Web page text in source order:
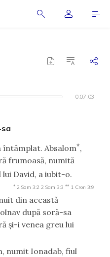
0:07:03
0:07:03
întâmplat. Absalom*,
frumoasă, numită
lui David, a iubit-o.
* 2 Sam 3:2 2 Sam 3:3 ** 1 Cron 3:9
din această
după soră-sa
şi-i venea greu lui
numit Ionadab, fiul